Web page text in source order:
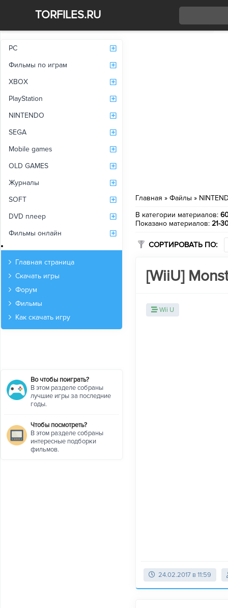
TORFILES.RU
PC
Фильмы по играм
XBOX
PlayStation
NINTENDO
SEGA
Mobile games
OLD GAMES
Журналы
SOFT
DVD плеер
Фильмы онлайн
Главная страница
Скачать игры
Форум
Фильмы
Как скачать игру
Во чтобы поиграть?
В этом разделе собраны
лучшие игры за последние
годы.
Чтобы посмотреть?
В этом разделе собраны
интересные подборки
фильмов.
Главная » Файлы »
В категории материалов:
Показано материалов: 21-
СОРТИРОВАТЬ ПО:
[WiiU]
Wii U
24.02.2017 в 11:59